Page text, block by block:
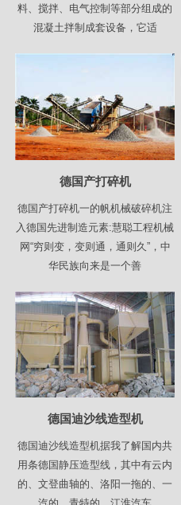
料、搅拌、电气控制等部分组成的
混凝土拌制成套设备，它适
德国产打碎机
德国产打碎机一的帆机械破碎机注
入德国先进制造元素:慧聪工程机械
网“穷则变，变则通，通则久”，中
华民族向来是一个善
德国迪沙线造型机
德国迪沙线造型机据我了解国内共
用条德国静压造型线，其中有云内
的、文登曲轴的、洛阳一拖的、一